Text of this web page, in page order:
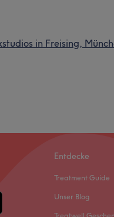
in Freising,
Entdecke
Treatment Guide
Unser Blog